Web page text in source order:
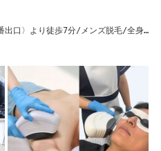
出口〉より徒歩7分/メンズ脱毛/全身